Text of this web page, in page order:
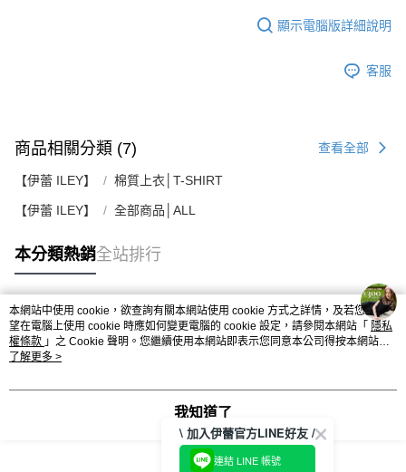
顯示電腦版詳細說明
客服
商品相關分類 (7) 查看全部
【伊蕾 ILEY】 棉質上衣│T-SHIRT
【伊蕾 ILEY】 全部商品│ALL
本分類熱銷全站排行
熱門標籤
本網站中使用 cookie，欲查詢有關本網站使用 cookie 方式之詳情，及若您不希
望在電腦上使用 cookie 時應如何變更電腦的 cookie 設定，請參閱本網站「 隱私
權條款 」之 Cookie 聲明。您繼續使用本網站即表示您同意本公司得按本網站使
用條款之 Cookie 聲明使用 cookie。
了解更多 >
我知道了
\ 加入伊蕾官方LINE好友 /
連結 LINE 帳號